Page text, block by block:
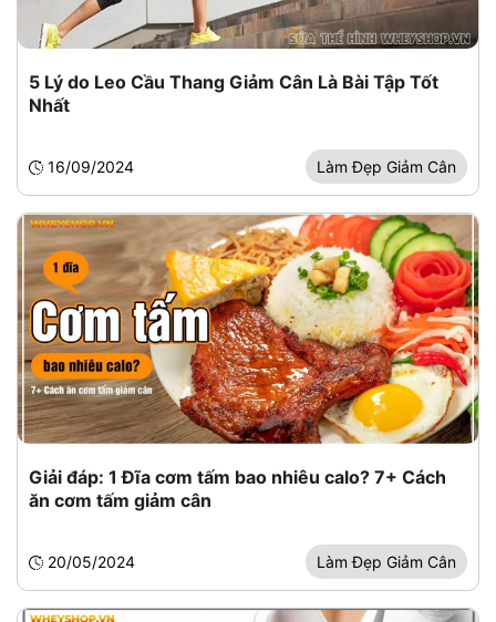
5 Lý do Leo Cầu Thang Giảm Cân Là Bài Tập Tốt
Nhất
16/09/2024 Làm Đẹp Giảm Cân
Giải đáp: 1 Đĩa cơm tấm bao nhiêu calo? 7+ Cách
ăn cơm tấm giảm cân
20/05/2024 Làm Đẹp Giảm Cân